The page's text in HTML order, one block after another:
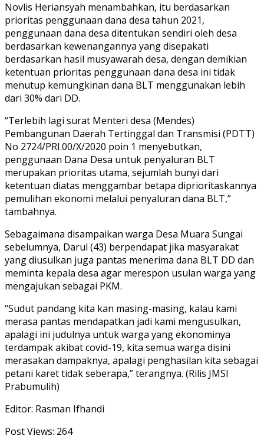
Novlis Heriansyah menambahkan, itu berdasarkan
prioritas penggunaan dana desa tahun 2021,
penggunaan dana desa ditentukan sendiri oleh desa
berdasarkan kewenangannya yang disepakati
berdasarkan hasil musyawarah desa, dengan demikian
ketentuan prioritas penggunaan dana desa ini tidak
menutup kemungkinan dana BLT menggunakan lebih
dari 30% dari DD.
“Terlebih lagi surat Menteri desa (Mendes)
Pembangunan Daerah Tertinggal dan Transmisi (PDTT)
No 2724/PRI.00/X/2020 poin 1 menyebutkan,
penggunaan Dana Desa untuk penyaluran BLT
merupakan prioritas utama, sejumlah bunyi dari
ketentuan diatas menggambar betapa diprioritaskannya
pemulihan ekonomi melalui penyaluran dana BLT,”
tambahnya.
Sebagaimana disampaikan warga Desa Muara Sungai
sebelumnya, Darul (43) berpendapat jika masyarakat
yang diusulkan juga pantas menerima dana BLT DD dan
meminta kepala desa agar merespon usulan warga yang
mengajukan sebagai PKM.
“Sudut pandang kita kan masing-masing, kalau kami
merasa pantas mendapatkan jadi kami mengusulkan,
apalagi ini judulnya untuk warga yang ekonominya
terdampak akibat covid-19, kita semua warga disini
merasakan dampaknya, apalagi penghasilan kita sebagai
petani karet tidak seberapa,” terangnya. (Rilis JMSI
Prabumulih)
Editor: Rasman Ifhandi
Post Views: 264